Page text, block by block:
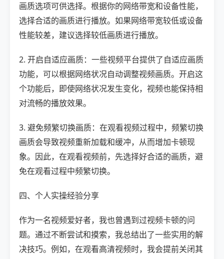
画质选项可供选择。根据你的网络带宽和设备性能，
选择合适的画质进行播放。如果网络带宽较低或设备
性能较差，建议选择较低画质进行播放。
2. 开启自适应画质：一些视频平台提供了自适应画质
功能，可以根据网络状况自动调整视频画质。开启这
个功能后，即使网络状况发生变化，视频也能保持相
对流畅的播放效果。
3. 避免频繁切换画质：在观看视频过程中，频繁切换
画质会导致视频重新加载和缓冲，从而增加卡顿现
象。因此，在观看视频前，先选择好合适的画质，避
免在观看过程中频繁切换。
四、个人实操经验分享
作为一名视频爱好者，我也曾遇到过视频卡顿的问
题。通过不断尝试和摸索，我总结出了一些实用的解
决技巧。例如，在观看高清视频时，我会提前关闭其